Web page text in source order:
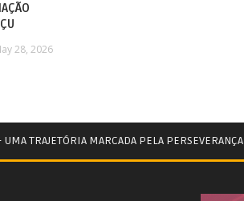
28, 2026
TRAJETÓRIA MARCADA PELA PERSEVERANÇA